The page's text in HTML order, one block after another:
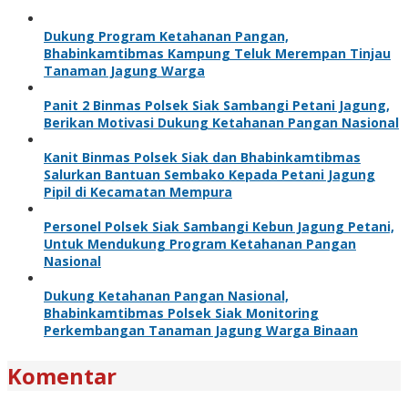
Dukung Program Ketahanan Pangan,
Bhabinkamtibmas Kampung Teluk Merempan Tinjau
Tanaman Jagung Warga
Panit 2 Binmas Polsek Siak Sambangi Petani Jagung,
Berikan Motivasi Dukung Ketahanan Pangan Nasional
Kanit Binmas Polsek Siak dan Bhabinkamtibmas
Salurkan Bantuan Sembako Kepada Petani Jagung
Pipil di Kecamatan Mempura
Personel Polsek Siak Sambangi Kebun Jagung Petani,
Untuk Mendukung Program Ketahanan Pangan
Nasional
Dukung Ketahanan Pangan Nasional,
Bhabinkamtibmas Polsek Siak Monitoring
Perkembangan Tanaman Jagung Warga Binaan
Komentar